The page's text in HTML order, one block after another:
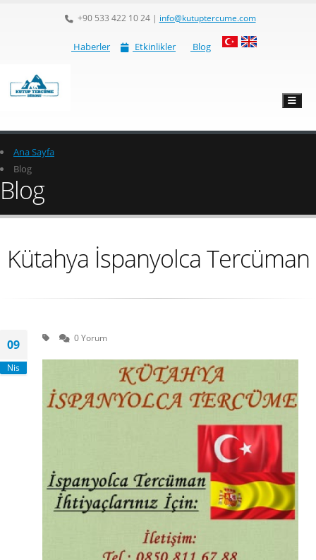
+90 533 422 10 24| info@kutuptercume.com
Haberler Etkinlikler Blog
Ana Sayfa
Blog
Blog
Kütahya İspanyolca Tercüman
09
Nis
0 Yorum